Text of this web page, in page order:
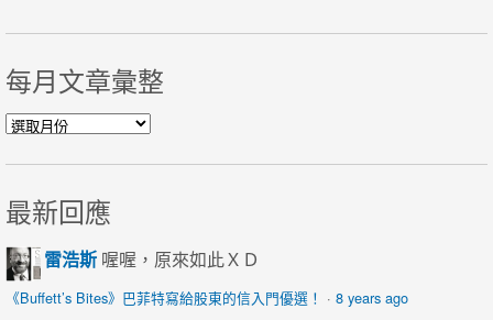
每月文章彙整
每月文章彙整
最新回應
雷浩斯 喔喔，原來如此ＸＤ
《Buffett’s Bites》巴菲特寫給股東的信入門優選！ · 8 years ago